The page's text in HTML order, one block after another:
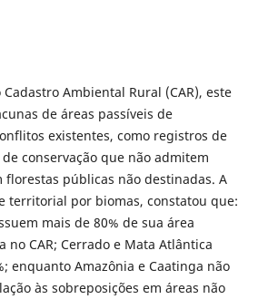
Ambiental Rural (CAR), este
de áreas passíveis de
existentes, como registros de
conservação que não admitem
públicas não destinadas. A
territorial por biomas, constatou que:
mais de 80% de sua área
no CAR; Cerrado e Mata Atlântica
enquanto Amazônia e Caatinga não
às sobreposições em áreas não